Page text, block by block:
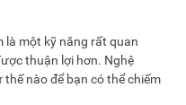
là một kỹ năng rất quan
thuận lợi hơn. Nghệ
nào để bạn có thể chiếm